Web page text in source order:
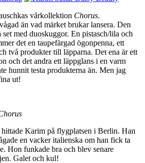
vårkollektion Chorus.
än vad märket brukar lansera. Den
set med duoskuggor. En pistasch/lila och
det en taupefärgad ögonpenna, ett
två produkter till läpparna. Det ena är ett
och det andra ett läppglans i en varm
hunnit testa produkterna än. Men jag
ut!
Karim på flygplatsen i Berlin. Han
en vacker italienska om han fick ta
Hon funkade bra och blev senare
Galet och kul!